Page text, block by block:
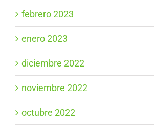
febrero 2023
enero 2023
diciembre 2022
noviembre 2022
octubre 2022